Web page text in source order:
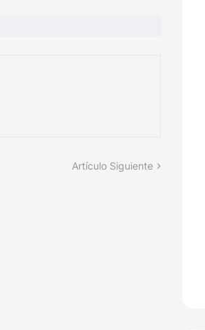
Artículo Siguiente